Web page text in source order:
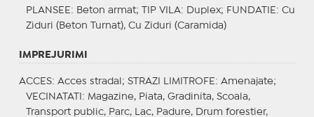
PLANSEE : Beton armat; TIP VILA: Duplex; FUNDATIE : Cu
Ziduri (Beton Turnat), Cu Ziduri (Caramida)
IMPREJURIMI
ACCES: Acces stradal; STRAZI LIMITROFE : Amenajate;
VECINATATI : Magazine, Piata, Gradinita, Scoala,
Transport public, Parc, Lac, Padure, Drum forestier,